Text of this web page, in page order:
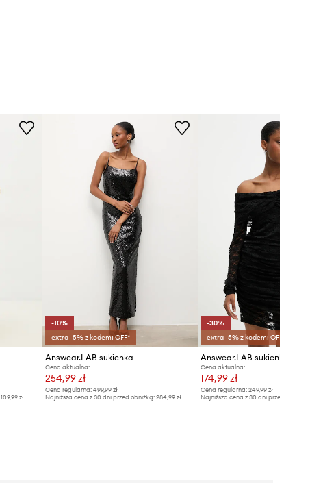
109,99 zł
-10%
extra -5% z kodem: OFF*
Answear.LAB sukienka
Cena aktualna:
254,99 zł
Cena regularna:499,99 zł
Najniższa cena z 30 dni przed obniżką:284,99 zł
-30%
extra -5% z kodem: OFF*
Answear.LAB sukienka
Cena aktualna:
174,99 zł
Cena regularna: 249,99 zł
Najniższa cena z 30 dni przed obniżką: